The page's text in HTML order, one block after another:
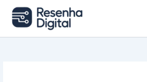
para